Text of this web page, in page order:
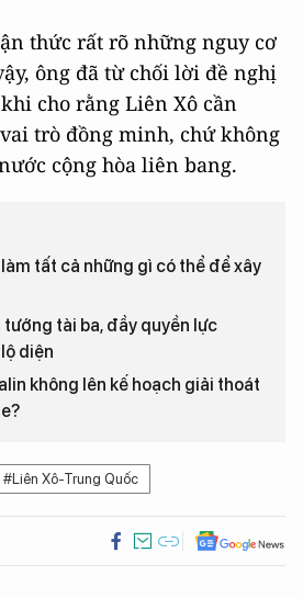
thức rất rõ những nguy cơ
ông đã từ chối lời đề nghị
cho rằng Liên Xô cần
trò đồng minh, chứ không
cộng hòa liên bang.
tất cả những gì có thể để xây
tướng tài ba, đầy quyền lực
diện
không lên kế hoạch giải thoát
#Liên Xô-Trung Quốc